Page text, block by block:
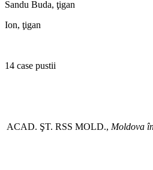
Sandu Buda, ţigan
Ion, ţigan
14 case pustii
ACAD. ŞT. RSS MOLD., Moldova